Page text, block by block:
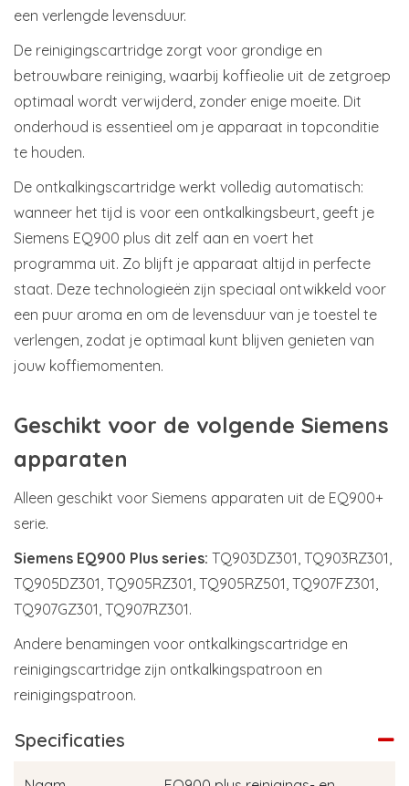
een verlengde levensduur.
De reinigingscartridge zorgt voor grondige en
betrouwbare reiniging, waarbij koffieolie uit de zetgroep
optimaal wordt verwijderd, zonder enige moeite. Dit
onderhoud is essentieel om je apparaat in topconditie
te houden.
De ontkalkingscartridge werkt volledig automatisch:
wanneer het tijd is voor een ontkalkingsbeurt, geeft je
Siemens EQ900 plus dit zelf aan en voert het
programma uit. Zo blijft je apparaat altijd in perfecte
staat. Deze technologieën zijn speciaal ontwikkeld voor
een puur aroma en om de levensduur van je toestel te
verlengen, zodat je optimaal kunt blijven genieten van
jouw koffiemomenten.
Geschikt voor de volgende Siemens
apparaten
Alleen geschikt voor Siemens apparaten uit de EQ900+
serie.
Siemens EQ900 Plus series: TQ903DZ301, TQ903RZ301,
TQ905DZ301, TQ905RZ301, TQ905RZ501, TQ907FZ301,
TQ907GZ301, TQ907RZ301.
Andere benamingen voor ontkalkingscartridge en
reinigingscartridge zijn ontkalkingspatroon en
reinigingspatroon.
Specificaties